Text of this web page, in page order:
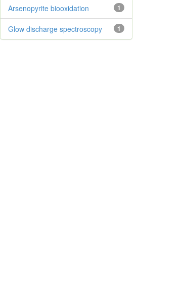
1
Arsenopyrite biooxidation
1
Glow discharge spectroscopy